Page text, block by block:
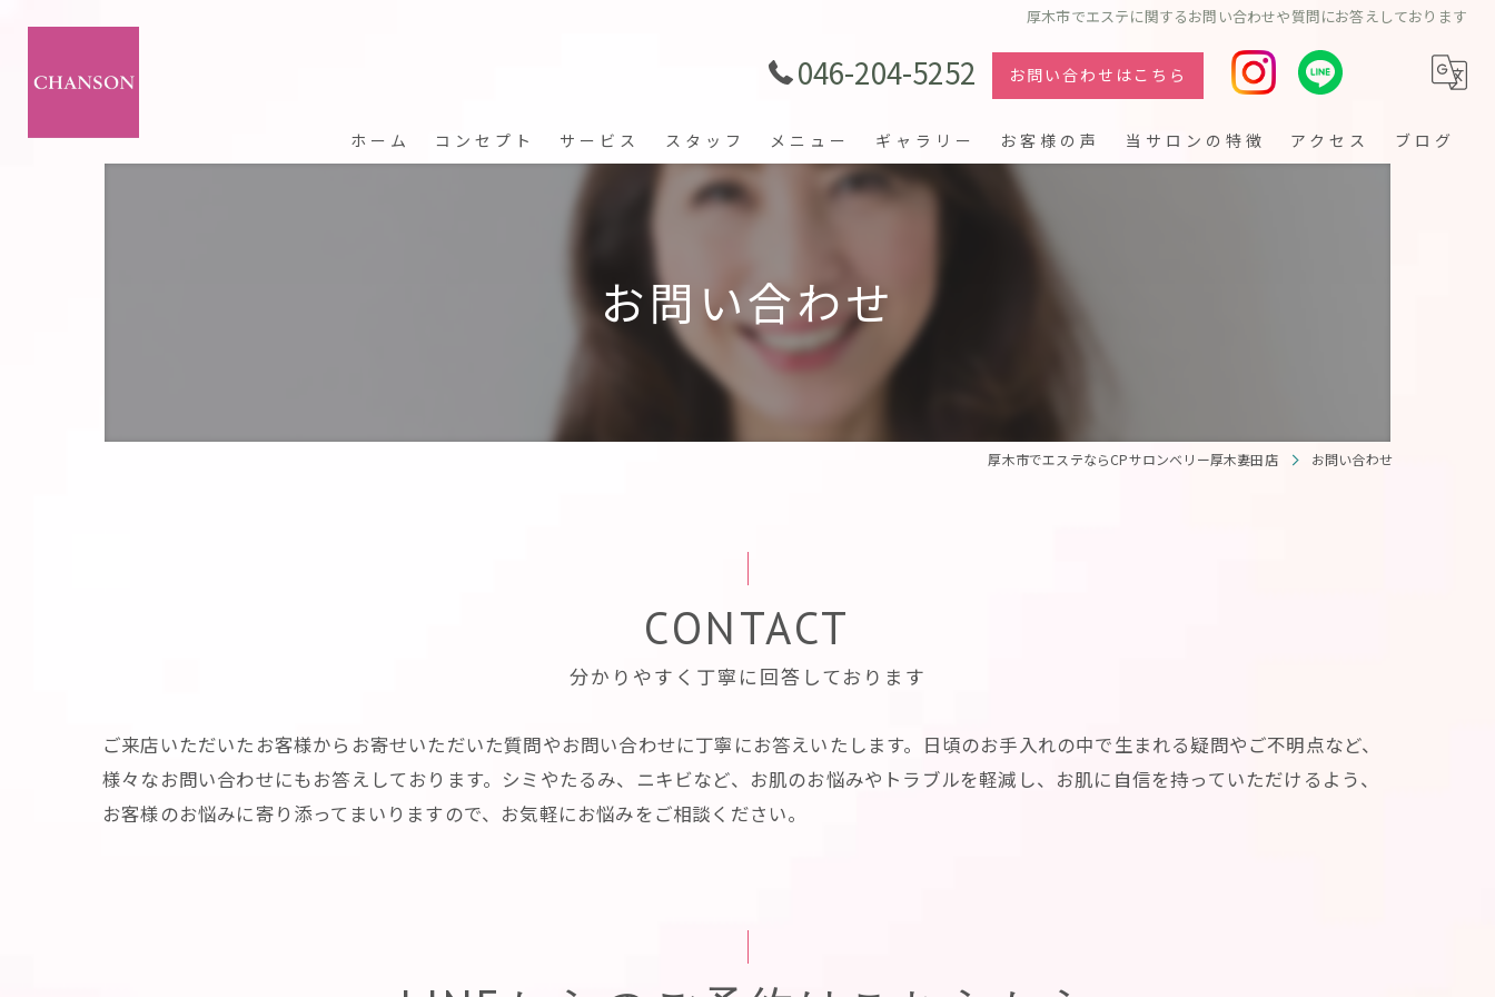
厚木市でエステに関するお問い合わせや質問にお答えしております
046-204-5252 お問い合わせはこちら
ホーム コンセプト サービス スタッフ メニュー ギャラリー お客様の声 当サロンの特徴 アクセス ブログ
お問い合わせ
厚木市でエステならCPサロンベリー厚木妻田店 お問い合わせ
分かりやすく丁寧に回答しております
CONTACT
ご来店いただいたお客様からお寄せいただいた質問やお問い合わせに丁寧にお答えいたします。日頃のお手入れの中で生まれる疑問やご不明点など、
様々なお問い合わせにもお答えしております。シミやたるみ、ニキビなど、お肌のお悩みやトラブルを軽減し、お肌に自信を持っていただけるよう、
お客様のお悩みに寄り添ってまいりますので、お気軽にお悩みをご相談ください。